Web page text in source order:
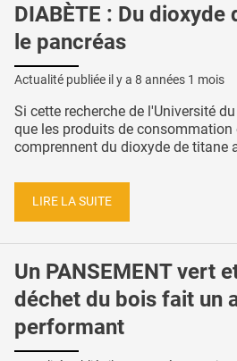
DIABÈTE : Du dioxyde
le pancréas
Actualité publiée il y a 8 années 1 mois
Si cette recherche de l'Université
que les produits de consommation
comprennent du dioxyde de titane
LIRE LA SUITE
Un PANSEMENT vert
déchet du bois fait un
performant